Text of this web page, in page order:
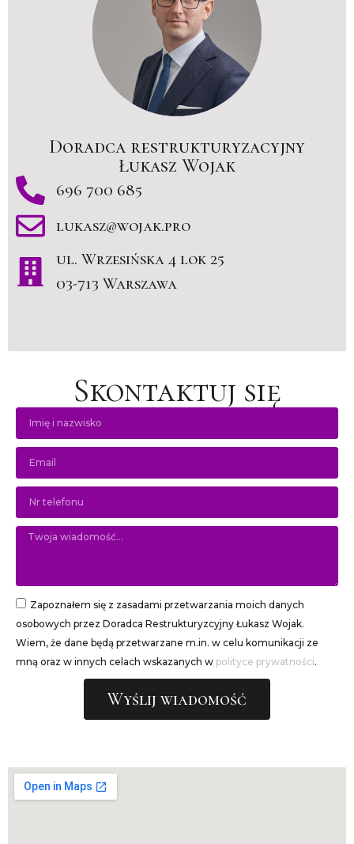
Doradca restrukturyzacyjny
Łukasz Wojak
696 700 685
lukasz@wojak.pro
ul. Wrzesińska 4 lok 25
03-713 Warszawa
Skontaktuj się
Zapoznałem się z zasadami przetwarzania moich danych
osobowych przez Doradca Restrukturyzcyjny Łukasz Wojak.
Wiem, że dane będą przetwarzane m.in. w celu komunikacji ze
mną oraz w innych celach wskazanych w polityce prywatności.
Wyślij wiadomość